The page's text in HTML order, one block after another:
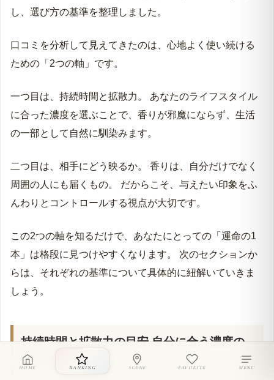
HOME RANKING SCENE FAVORITE MENU
し、選び方の基準を整理しました。
口コミを分析して見えてきたのは、心地よく使い続ける
ための「2つの軸」です。
一つ目は、持続時間と拡散力。 あなたのライフスタイル
に合った濃度を選ぶことで、香りが邪魔にならず、生活
の一部として自然に馴染みます。
二つ目は、相手にどう映るか。 香りは、自分だけでなく
周囲の人にも届くもの。 だからこそ、与えたい印象をふ
んわりとコントロールする視点が大切です。
この2つの軸を知るだけで、あなたにとっての「運命の1
本」は格段に見つけやすくなります。 次のセクションか
らは、それぞれの基準について具体的に紐解いていきま
しょう。
持続時間と拡散力の目安 自分に合う濃度の
選び方